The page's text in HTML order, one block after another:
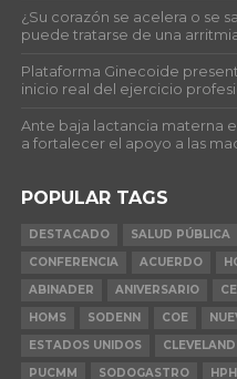
¿Su corazón se acelera o se
puede tratarse de una
Plataforma Ginecoide
inicio real del ejercicio
Ante baja lactancia materna
a fortalecer el apoyo a las
POPULAR TAGS
DESTACADO SALUD PÚBLICA
CONFERENCIA
ACUERDO
ABINADER
ANIVERSARIO
HOMS
SODENN COE
ESTADOS UNIDOS
PUCMM
SODOGASTRO